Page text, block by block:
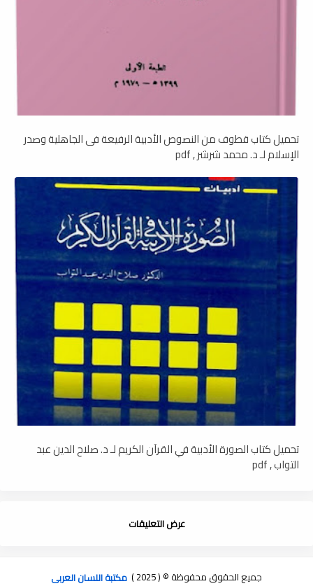
تحميل كتاب قطوف من النصوص الأدبية الرفيعة فى الجاهلية وصدر
الإسلام لـ د. محمد شرشر , pdf
تحميل كتاب الصورة الأدبية في القرآن الكريم لـ د. صلاح الدين عبد
التواب , pdf
عرض التعليقات
جميع الحقوق محفوظة © ( 2025 ) مكتبة اللسان العربى